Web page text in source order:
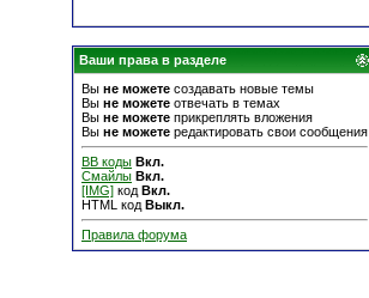
Ваши права в разделе
Вы не можете создавать новые темы
Вы не можете отвечать в темах
Вы не можете прикреплять вложения
Вы не можете редактировать свои сообщения
BB коды Вкл.
Смайлы Вкл.
[IMG] код Вкл.
HTML код Выкл.
Правила форума